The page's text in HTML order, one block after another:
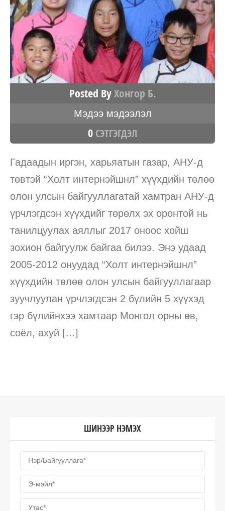
Posted ByХонгор Б.
Мэдээ мэдээлэл
0 СЭТГЭГДЭЛ
Гадаадын иргэн, харьяатын газар, АНУ-д
төвтэй “Холт интернэйшнл” хүүхдийн төлөө
олон улсын байгууллагатай хамтран АНУ-д
үрчлэгдсэн хүүхдийг төрөлх эх оронтой нь
танилцуулах аяллыг 2017 оноос хойш
зохион байгуулж байгаа билээ. Энэ удаад
2005-2012 онуудад “Холт интернэйшнл”
хүүхдийн төлөө олон улсын байгууллагаар
зуучлуулан үрчлэгдсэн 2 бүлийн 5 хүүхэд
гэр бүлийнхээ хамтаар Монгол орны өв,
соёл, ахуй […]
ШИНЭЭР НЭМЭХ